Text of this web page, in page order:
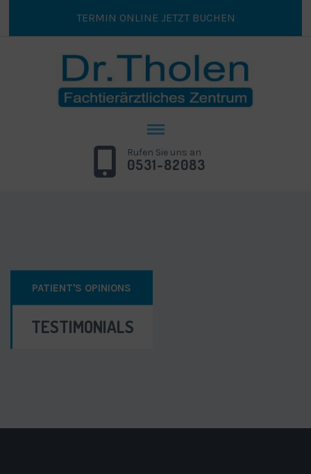
TERMIN ONLINE JETZT BUCHEN
Rufen Sie uns an
0531-82083
PATIENT'S OPINIONS
TESTIMONIALS